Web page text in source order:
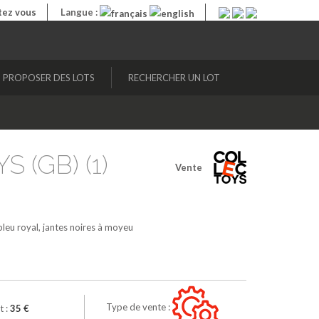
vous Langue :
PROPOSER DES LOTS RECHERCHER UN LOT
Vente
(GB) (1)
royal, jantes noires à moyeu
:35 € Type de vente :